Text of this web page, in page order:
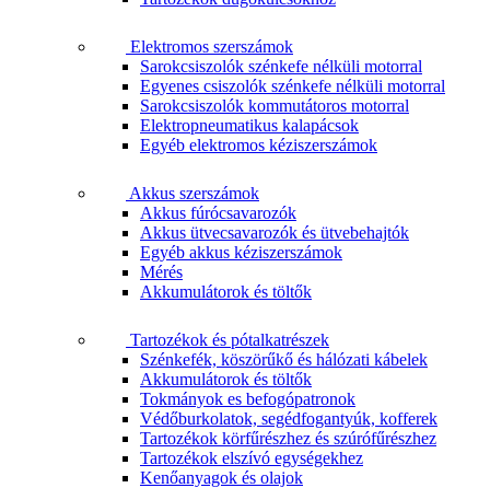
Elektromos szerszámok
Sarokcsiszolók szénkefe nélküli motorral
Egyenes csiszolók szénkefe nélküli motorral
Sarokcsiszolók kommutátoros motorral
Elektropneumatikus kalapácsok
Egyéb elektromos kéziszerszámok
Akkus szerszámok
Akkus fúrócsavarozók
Akkus ütvecsavarozók és ütvebehajtók
Egyéb akkus kéziszerszámok
Mérés
Akkumulátorok és töltők
Tartozékok és pótalkatrészek
Szénkefék, köszörűkő és hálózati kábelek
Akkumulátorok és töltők
Tokmányok es befogópatronok
Védőburkolatok, segédfogantyúk, kofferek
Tartozékok körfűrészhez és szúrófűrészhez
Tartozékok elszívó egységekhez
Kenőanyagok és olajok